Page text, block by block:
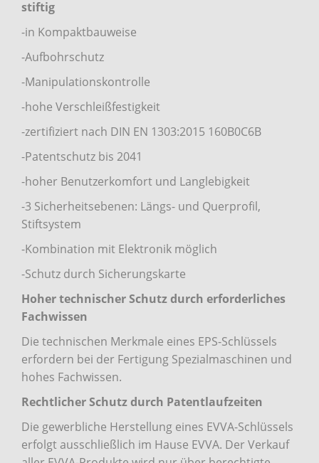
stiftig
-in Kompaktbauweise
-Aufbohrschutz
-Manipulationskontrolle
-hohe Verschleißfestigkeit
-zertifiziert nach DIN EN 1303:2015 160B0C6B
-Patentschutz bis 2041
-hoher Benutzerkomfort und Langlebigkeit
-3 Sicherheitsebenen: Längs- und Querprofil,
Stiftsystem
-Kombination mit Elektronik möglich
-Schutz durch Sicherungskarte
Hoher technischer Schutz durch erforderliches
Fachwissen
Die technischen Merkmale eines EPS-Schlüssels
erfordern bei der Fertigung Spezialmaschinen und
hohes Fachwissen.
Rechtlicher Schutz durch Patentlaufzeiten
Die gewerbliche Herstellung eines EVVA-Schlüssels
erfolgt ausschließlich im Hause EVVA. Der Verkauf